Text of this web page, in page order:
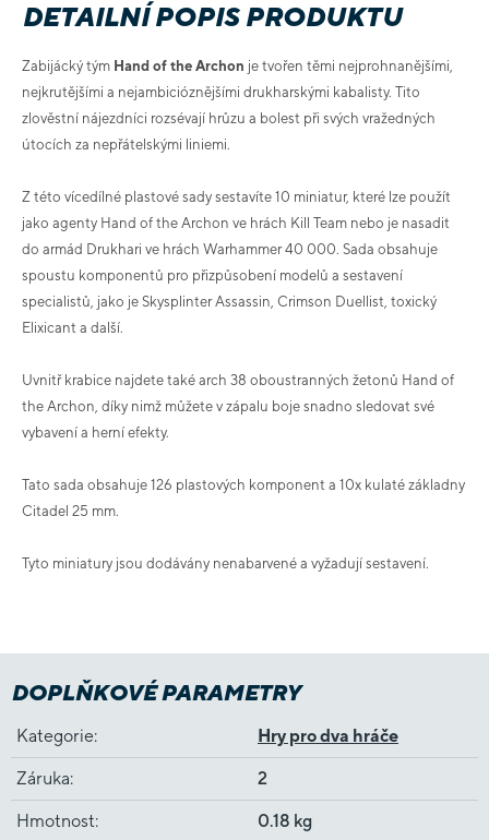
DETAILNÍ POPIS PRODUKTU
Zabijácký tým Hand of the Archon je tvořen těmi nejprohnanějšími,
nejkrutějšími a nejambicióznějšími drukharskými kabalisty. Tito
zlověstní nájezdníci rozsévají hrůzu a bolest při svých vražedných
útocích za nepřátelskými liniemi.
Z této vícedílné plastové sady sestavíte 10 miniatur, které lze použít
jako agenty Hand of the Archon ve hrách Kill Team nebo je nasadit
do armád Drukhari ve hrách Warhammer 40 000. Sada obsahuje
spoustu komponentů pro přizpůsobení modelů a sestavení
specialistů, jako je Skysplinter Assassin, Crimson Duellist, toxický
Elixicant a další.
Uvnitř krabice najdete také arch 38 oboustranných žetonů Hand of
the Archon, díky nimž můžete v zápalu boje snadno sledovat své
vybavení a herní efekty.
Tato sada obsahuje 126 plastových komponent a 10x kulaté základny
Citadel 25 mm.
Tyto miniatury jsou dodávány nenabarvené a vyžadují sestavení.
DOPLŇKOVÉ PARAMETRY
Kategorie: Hry pro dva hráče
Záruka: 2
Hmotnost: 0.18 kg